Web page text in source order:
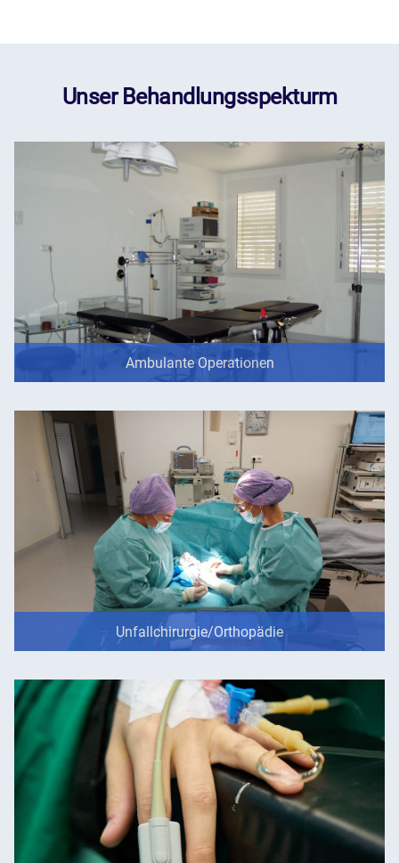
Unser Behandlungsspekturm
Ambulante Operationen
Unfallchirurgie/Orthopädie